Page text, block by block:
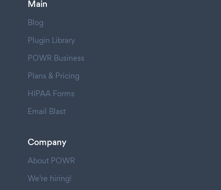
Main
Blog
Plugin Library
POWR Business
Plans & Pricing
HIPAA Forms
Email Blast
Company
About POWR
We're hiring!